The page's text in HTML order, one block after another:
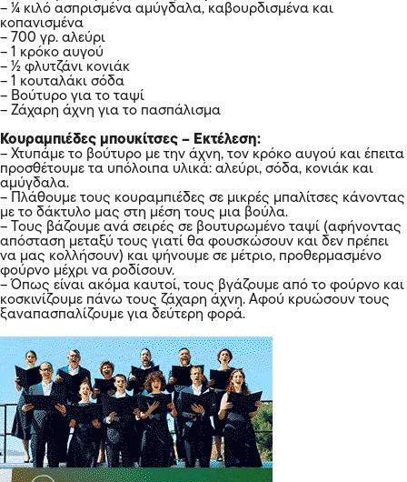
– ¼ κιλό ασπρισμένα αμύγδαλα, καβουρδισμένα και
κοπανισμένα
– 700 γρ. αλεύρι
– 1 κρόκο αυγού
– ½ φλυτζάνι κονιάκ
– 1 κουταλάκι σόδα
– Βούτυρο για το ταψί
– Ζάχαρη άχνη για το πασπάλισμα
Κουραμπιέδες μπουκίτσες – Εκτέλεση:
– Χτυπάμε το βούτυρο με την άχνη, τον κρόκο αυγού και έπειτα
προσθέτουμε τα υπόλοιπα υλικά: αλεύρι, σόδα, κονιάκ και
αμύγδαλα.
– Πλάθουμε τους κουραμπιέδες σε μικρές μπαλίτσες κάνοντας
με το δάκτυλο μας στη μέση τους μια βούλα.
– Τους βάζουμε ανά σειρές σε βουτυρωμένο ταψί (αφήνοντας
απόσταση μεταξύ τους γιατί θα φουσκώσουν και δεν πρέπει
να μας κολλήσουν) και ψήνουμε σε μέτριο, προθερμασμένο
φούρνο μέχρι να ροδίσουν.
– Όπως είναι ακόμα καυτοί, τους βγάζουμε από το φούρνο και
κοσκινίζουμε πάνω τους ζάχαρη άχνη. Αφού κρυώσουν τους
ξαναπασπαλίζουμε για δεύτερη φορά.